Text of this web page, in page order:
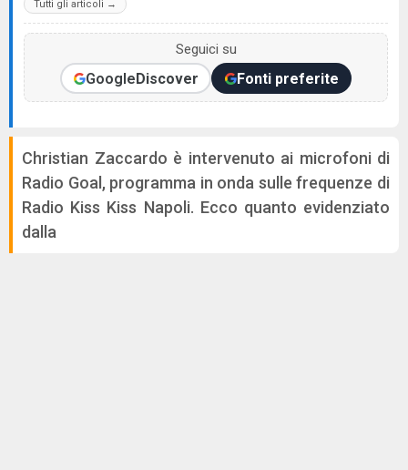
Tutti gli articoli →
Seguici su
GoogleDiscover Fonti preferite
Christian Zaccardo è intervenuto ai microfoni di
Radio Goal, programma in onda sulle frequenze di
Radio Kiss Kiss Napoli. Ecco quanto evidenziato
dalla